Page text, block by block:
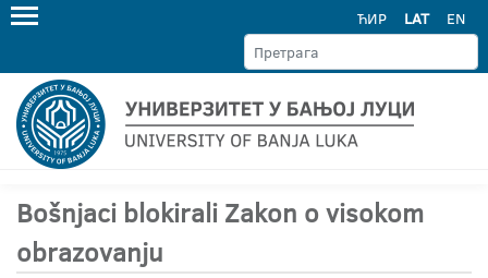
ЋИР LAT EN
Bošnjaci blokirali Zakon o visokom
obrazovanju